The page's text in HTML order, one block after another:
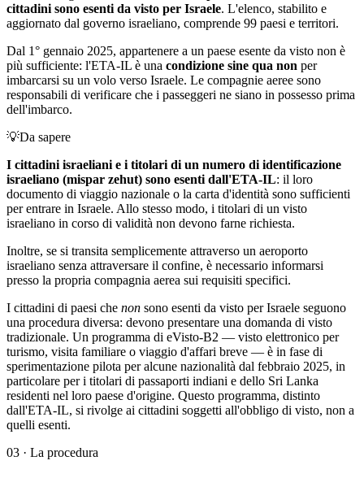
cittadini sono esenti da visto per Israele. L'elenco, stabilito e
aggiornato dal governo israeliano, comprende 99 paesi e territori.
Dal 1° gennaio 2025, appartenere a un paese esente da visto non è
più sufficiente: l'ETA-IL è una condizione sine qua non per
imbarcarsi su un volo verso Israele. Le compagnie aeree sono
responsabili di verificare che i passeggeri ne siano in possesso prima
dell'imbarco.
💡Da sapere
I cittadini israeliani e i titolari di un numero di identificazione
israeliano (mispar zehut) sono esenti dall'ETA-IL: il loro
documento di viaggio nazionale o la carta d'identità sono sufficienti
per entrare in Israele. Allo stesso modo, i titolari di un visto
israeliano in corso di validità non devono farne richiesta.
Inoltre, se si transita semplicemente attraverso un aeroporto
israeliano senza attraversare il confine, è necessario informarsi
presso la propria compagnia aerea sui requisiti specifici.
I cittadini di paesi che non sono esenti da visto per Israele seguono
una procedura diversa: devono presentare una domanda di visto
tradizionale. Un programma di eVisto-B2 — visto elettronico per
turismo, visita familiare o viaggio d'affari breve — è in fase di
sperimentazione pilota per alcune nazionalità dal febbraio 2025, in
particolare per i titolari di passaporti indiani e dello Sri Lanka
residenti nel loro paese d'origine. Questo programma, distinto
dall'ETA-IL, si rivolge ai cittadini soggetti all'obbligo di visto, non a
quelli esenti.
03 · La procedura